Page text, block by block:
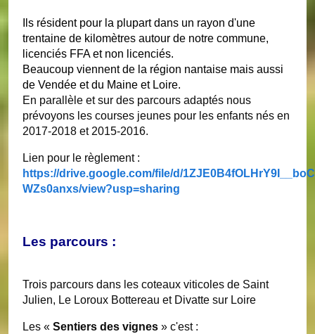
Ils résident pour la plupart dans un rayon d'une
trentaine de kilomètres autour de notre commune,
licenciés FFA et non licenciés.
Beaucoup viennent de la région nantaise mais aussi
de Vendée et du Maine et Loire.
En parallèle et sur des parcours adaptés nous
prévoyons les courses jeunes pour les enfants nés en
2017-2018 et 2015-2016.
Lien pour le règlement :
https://drive.google.com/file/d/
WZs0anxs/view?usp=sharing
Les parcours :
Trois parcours dans les coteaux viticoles de Saint
Julien, Le Loroux Bottereau et Divatte sur Loire
Les « Sentiers des vignes » c'est :